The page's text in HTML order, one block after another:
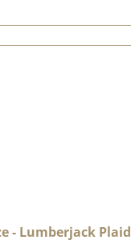
- Lumberjack Plaid